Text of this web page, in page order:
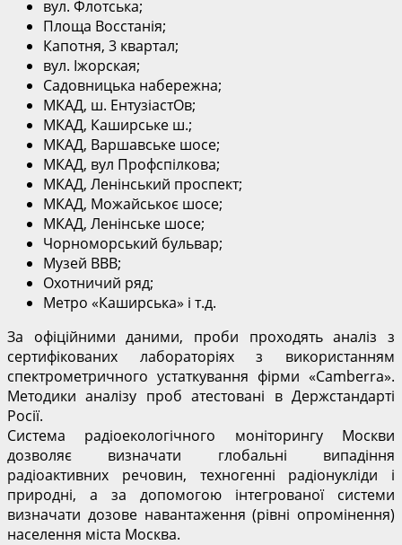
вул. Флотська;
Площа Восстанія;
Капотня, 3 квартал;
вул. Іжорская;
Садовницька набережна;
МКАД, ш. ЕнтузіастОв;
МКАД, Каширське ш.;
МКАД, Варшавське шосе;
МКАД, вул Профспілкова;
МКАД, Ленінський проспект;
МКАД, Можайськоє шосе;
МКАД, Ленінське шосе;
Чорноморський бульвар;
Музей ВВВ;
Охотничий ряд;
Метро «Каширська» і т.д.
За офіційними даними, проби проходять аналіз з
сертифікованих лабораторіях з використанням
спектрометричного устаткування фірми «Camberra».
Методики аналізу проб атестовані в Держстандарті
Росії.
Система радіоекологічного моніторингу Москви
дозволяє визначати глобальні випадіння
радіоактивних речовин, техногенні радіонукліди і
природні, а за допомогою інтегрованої системи
визначати дозове навантаження (рівні опромінення)
населення міста Москва.